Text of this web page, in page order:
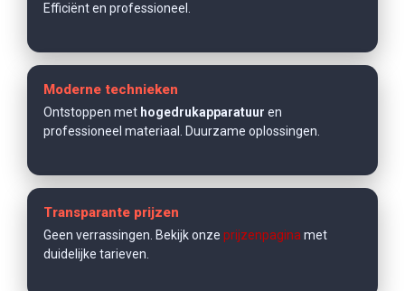
Efficiënt en professioneel.
Moderne technieken
Ontstoppen met hogedrukapparatuur en
professioneel materiaal. Duurzame oplossingen.
Transparante prijzen
Geen verrassingen. Bekijk onze prijzenpagina met
duidelijke tarieven.